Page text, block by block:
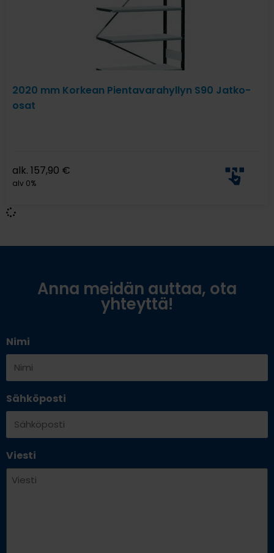
2020 mm Korkean Pientavarahyllyn S90 Jatko-
osat
alk. 157,90 €
alv 0%
Anna meidän auttaa, ota
yhteyttä!
Nimi
Sähköposti
Viesti